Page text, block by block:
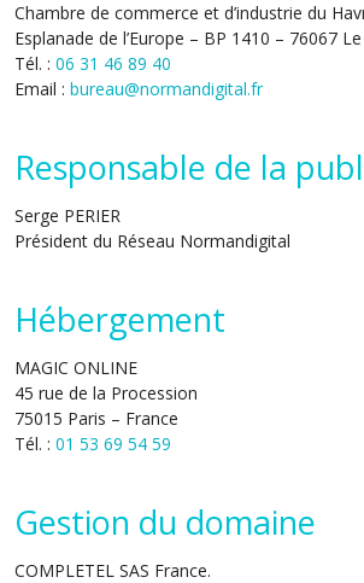
Chambre de commerce et d’industrie du
Esplanade de l’Europe – BP 1410 – 76067
Tél. : 06 31 46 89 40
Email : bureau@normandigital.fr
Responsable de la
Serge PERIER
Président du Réseau Normandigital
Hébergement
MAGIC ONLINE
45 rue de la Procession
75015 Paris – France
Tél. : 01 53 69 54 59
Gestion du domaine
COMPLETEL SAS France.